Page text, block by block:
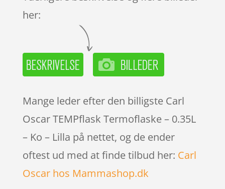
her:
Mange leder efter den billigste Carl
Oscar TEMPflask Termoflaske – 0.35L
– Ko – Lilla på nettet, og de ender
oftest ud med at finde tilbud her: Carl
Oscar hos Mammashop.dk